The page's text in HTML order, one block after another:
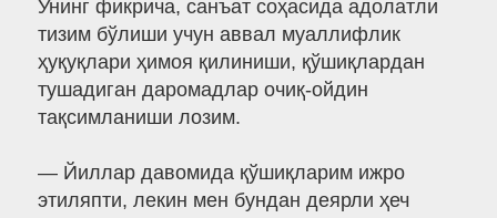
Унинг фикрича, санъат соҳасида адолатли
тизим бўлиши учун аввал муаллифлик
ҳуқуқлари ҳимоя қилиниши, қўшиқлардан
тушадиган даромадлар очиқ-ойдин
тақсимланиши лозим.
— Йиллар давомида қўшиқларим ижро
этиляпти, лекин мен бундан деярли ҳеч